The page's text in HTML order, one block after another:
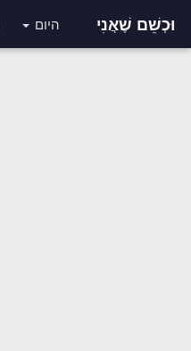
וּכְשֵׁם שֶׁאֲנִי היום